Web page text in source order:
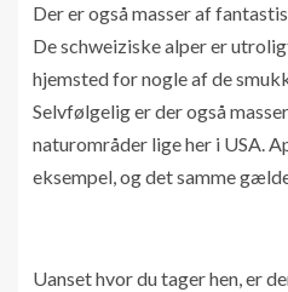
Der er også masser af
De schweiziske alper er
hjemsted for nogle af de
Selvfølgelig er der også
naturområder lige her i USA.
eksempel, og det samme
Uanset hvor du tager hen, er